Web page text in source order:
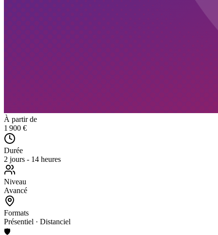
À partir de
1 900 €
Durée
2 jours - 14 heures
Niveau
Avancé
Formats
Présentiel · Distanciel
🛡️